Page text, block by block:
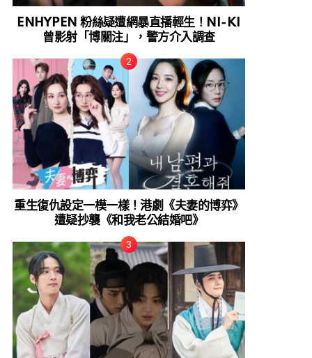
ENHYPEN 粉絲疑遭網暴直播輕生！NI-KI
曾影射「博關注」，警方介入調查
重生復仇設定一模一樣！港劇《夫妻的博弈》
遭疑抄襲《和我老公結婚吧》